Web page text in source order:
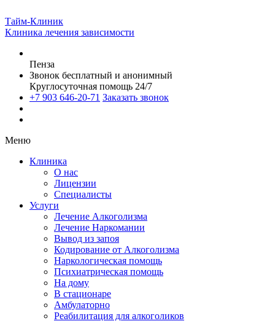
Тайм-Клиник
Клиника лечения зависимости
Пенза
Звонок бесплатный и анонимный
Круглосуточная помощь 24/7
+7 903 646-20-71 Заказать звонок
Меню
Клиника
О нас
Лицензии
Специалисты
Услуги
Лечение Алкоголизма
Лечение Наркомании
Вывод из запоя
Кодирование от Алкоголизма
Наркологическая помощь
Психиатрическая помощь
На дому
В стационаре
Амбулаторно
Реабилитация для алкоголиков